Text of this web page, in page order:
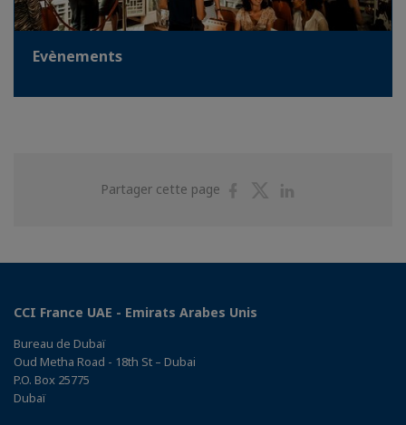
Evènements
Partager cette page
PartagerPartager
CCI France UAE - Emirats Arabes Unis
Bureau de Dubaï
Oud Metha Road - 18th St – Dubai
P.O. Box 25775
Dubaï